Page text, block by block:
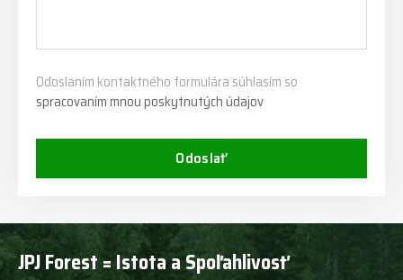
Odoslaním kontaktného formulára súhlasím so
spracovaním mnou poskytnutých údajov
Odoslať
JPJ Forest = Istota a Spoľahlivosť